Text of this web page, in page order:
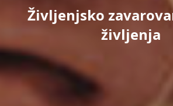
Življenjsko
življenja